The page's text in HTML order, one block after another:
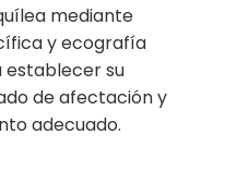
mediante
y ecografía
establecer su
de afectación y
adecuado.